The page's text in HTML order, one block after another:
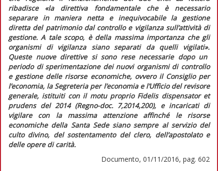
ribadisce «la direttiva fondamentale che è necessario
separare in maniera netta e inequivocabile la gestione
diretta del patrimonio dal controllo e vigilanza sull’attività di
gestione. A tale scopo, è della massima importanza che gli
organismi di vigilanza siano separati da quelli vigilati».
Queste nuove direttive si sono rese necessarie dopo un
periodo di sperimentazione dei nuovi organismi di controllo
e gestione delle risorse economiche, ovvero il Consiglio per
l’economia, la Segreteria per l’economia e l’Ufficio del revisore
generale, istituiti con il motu proprio Fidelis dispensator et
prudensdel 2014 (Regno-doc.7,2014,200), e incaricati di
vigilare con la massima attenzione affinché le risorse
economiche della Santa Sede siano sempre al servizio del
culto divino, del sostentamento del clero, dell’apostolato e
delle opere di carità.
Documento, 01/11/2016, pag. 602